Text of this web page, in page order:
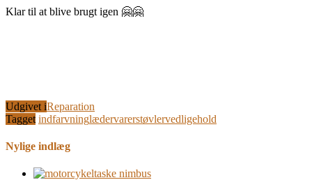
Klar til at blive brugt igen 🤗🤗
Udgivet iReparation
Tagget indfarvninglædervarerstøvlervedligehold
Nylige indlæg